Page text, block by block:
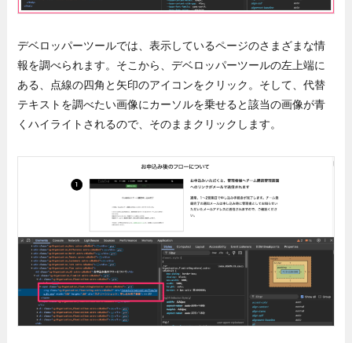
デベロッパーツールでは、表示しているページのさまざまな情
報を調べられます。そこから、デベロッパーツールの左上端に
ある、点線の四角と矢印のアイコンをクリック。そして、代替
テキストを調べたい画像にカーソルを乗せると該当の画像が青
くハイライトされるので、そのままクリックします。